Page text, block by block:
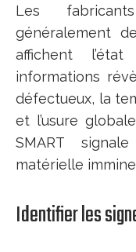
Les
généralement
affichent
informations
défectueux, la
et l’usure
SMART
matérielle
Identifier les